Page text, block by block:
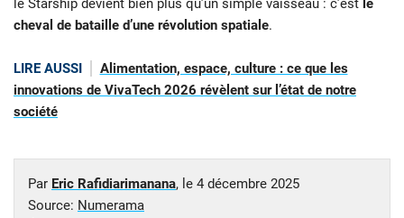
cheval de bataille d’une révolution spatiale.
LIRE AUSSI
Alimentation, espace, culture : ce que les
innovations de VivaTech 2026 révèlent sur l’état de notre
société
Par Eric Rafidiarimanana, le 4 décembre 2025
Source: Numerama